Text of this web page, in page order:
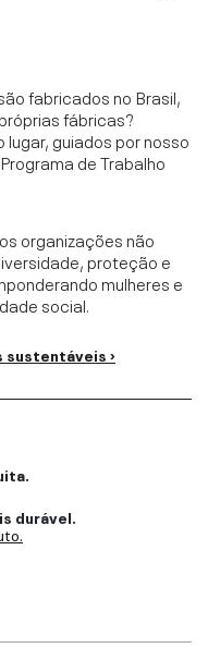
fabricados no Brasil,
fábricas?
guiados por nosso
de Trabalho
organizações não
proteção e
mulheres e
social.
sustentáveis ›
durável.